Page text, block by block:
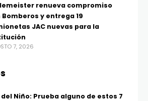
renueva compromiso
Bomberos y entrega 19
JAC nuevas para la
7, 2026
del Niño: Prueba alguno de estos 7